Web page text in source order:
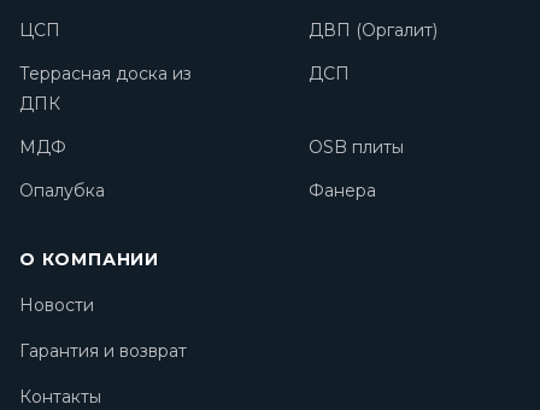
ЦСП
ДВП (Оргалит)
Террасная доска из
ДПК
ДСП
МДФ
OSB плиты
Опалубка
Фанера
О КОМПАНИИ
Новости
Гарантия и возврат
Контакты